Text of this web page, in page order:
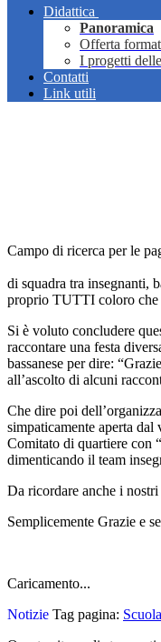
Didattica
Panoramica
Offerta
I progetti
Contatti
Link utili
Campo di ricerca per le
di squadra tra insegnanti,
proprio TUTTI coloro che
Si è voluto concludere
raccontare una festa
bassanese per dire:
all’ascolto di alcuni
Che dire poi
simpaticamente aperta
Comitato di quartiere con
dimenticando il team
Da ricordare anche i
Semplicemente Grazie e
Caricamento...
Notizie Tag pagina: